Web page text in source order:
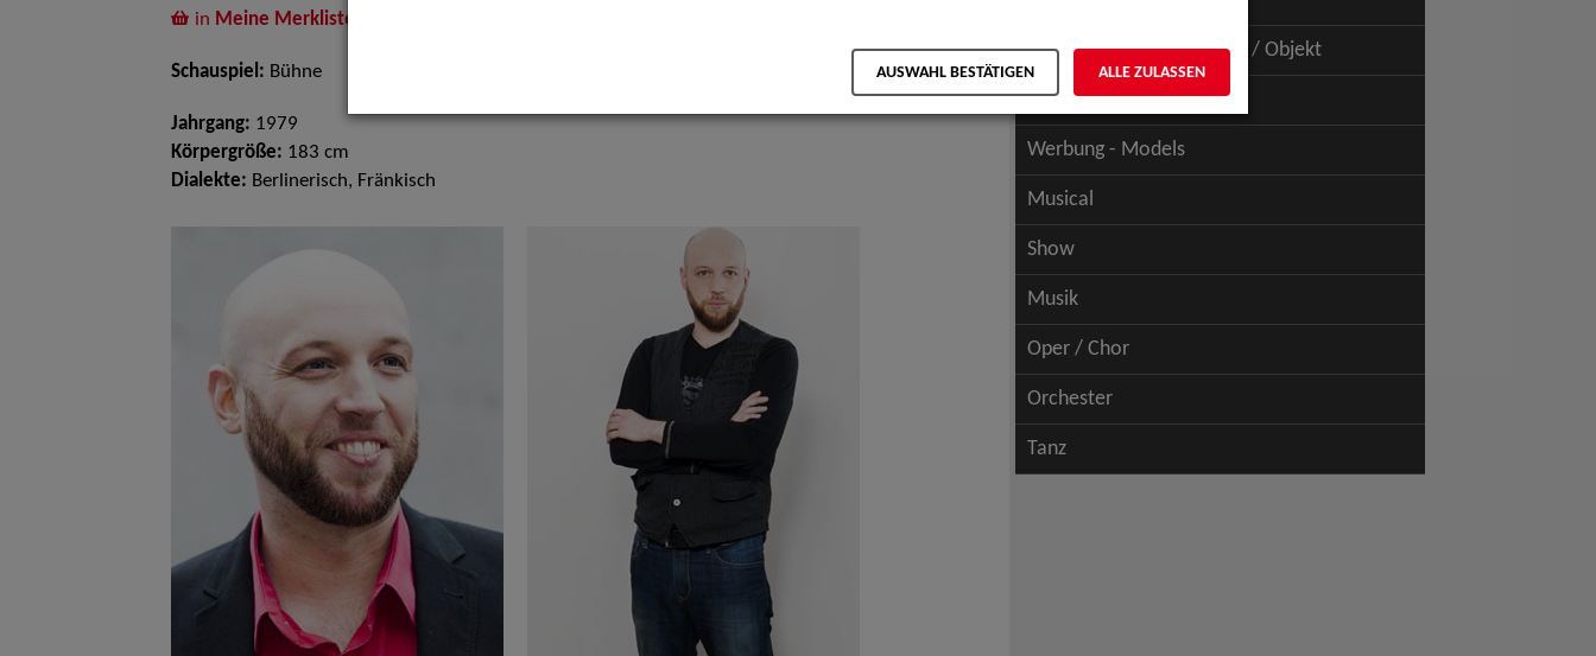
in Meine Merkliste
Schauspiel: Bühne
Jahrgang: 1979
Körpergröße: 183 cm
Dialekte: Berlinerisch, Fränkisch
Schauspiel - Figur / Puppe / Objekt
Werbung - Talents
Werbung - Models
Musical
Show
Musik
Oper / Chor
Orchester
Tanz
AUSWAHL BESTÄTIGEN ALLE ZULASSEN